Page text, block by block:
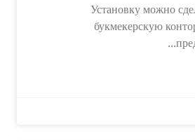
Установку можно
букмекерскую